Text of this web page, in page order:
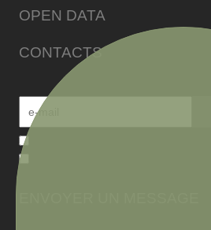
OPEN DATA
CONTACTS